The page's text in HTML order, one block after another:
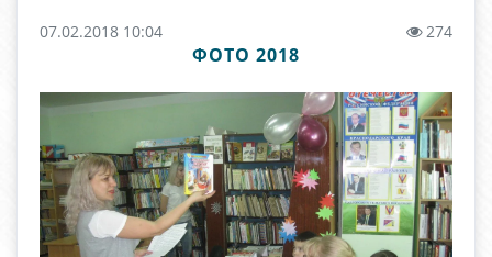
07.02.2018 10:04 274
ФОТО 2018